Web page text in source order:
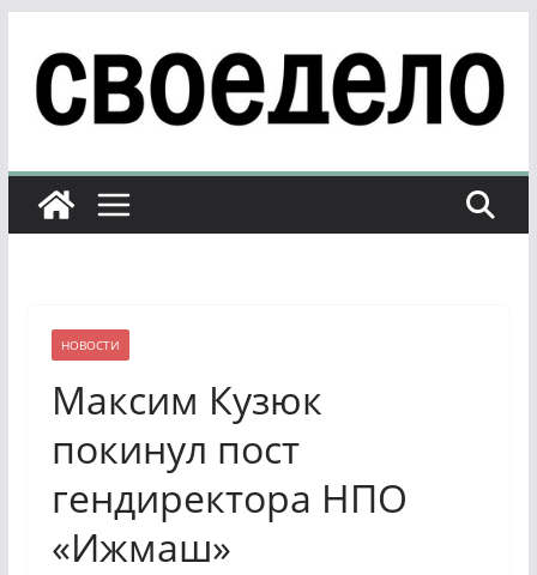
содержимому
НОВОСТИ
Максим Кузюк
покинул пост
гендиректора НПО
«Ижмаш»